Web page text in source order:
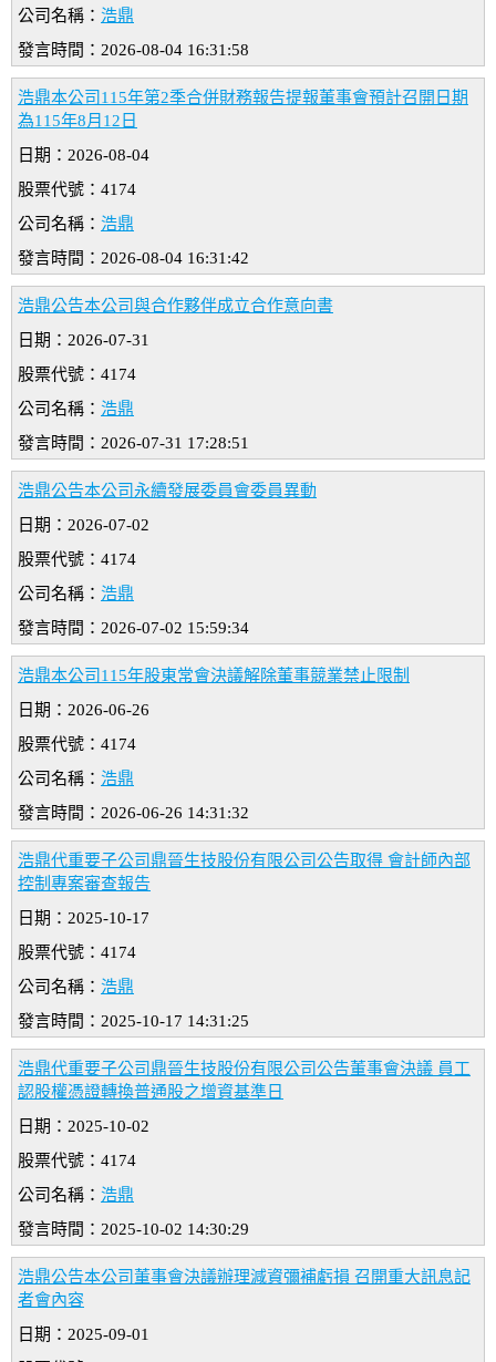
公司名稱： 浩鼎
發言時間：2026-08-04 16:31:58
浩鼎本公司115年第2季合併財務報告提報董事會預計召開日期
為115年8月12日
日期：2026-08-04
股票代號：4174
公司名稱： 浩鼎
發言時間：2026-08-04 16:31:42
浩鼎公告本公司與合作夥伴成立合作意向書
日期：2026-07-31
股票代號：4174
公司名稱： 浩鼎
發言時間：2026-07-31 17:28:51
浩鼎公告本公司永續發展委員會委員異動
日期：2026-07-02
股票代號：4174
公司名稱： 浩鼎
發言時間：2026-07-02 15:59:34
浩鼎本公司115年股東常會決議解除董事競業禁止限制
日期：2026-06-26
股票代號：4174
公司名稱： 浩鼎
發言時間：2026-06-26 14:31:32
浩鼎代重要子公司鼎晉生技股份有限公司公告取得 會計師內部
控制專案審查報告
日期：2025-10-17
股票代號：4174
公司名稱： 浩鼎
發言時間：2025-10-17 14:31:25
浩鼎代重要子公司鼎晉生技股份有限公司公告董事會決議 員工
認股權憑證轉換普通股之增資基準日
日期：2025-10-02
股票代號：4174
公司名稱： 浩鼎
發言時間：2025-10-02 14:30:29
浩鼎公告本公司董事會決議辦理減資彌補虧損 召開重大訊息記
者會內容
日期：2025-09-01